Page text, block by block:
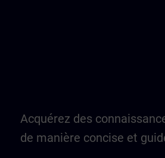
Acquérez des
de manière concise et